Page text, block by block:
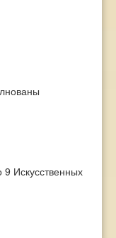
Искусственных